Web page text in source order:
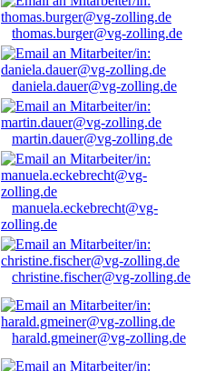
thomas.burger@vg-zolling.de
daniela.dauer@vg-zolling.de
martin.dauer@vg-zolling.de
manuela.eckebrecht@vg-
zolling.de
christine.fischer@vg-zolling.de
harald.gmeiner@vg-zolling.de